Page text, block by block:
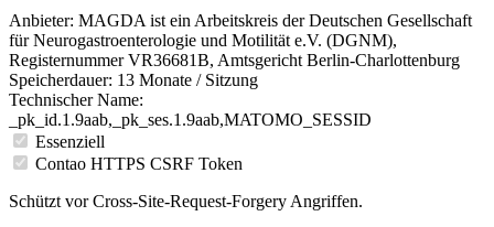
Anbieter: MAGDA ist ein Arbeitskreis der Deutschen Gesellschaft
für Neurogastroenterologie und Motilität e.V. (DGNM),
Registernummer VR36681B, Amtsgericht Berlin-Charlottenburg
Speicherdauer: 13 Monate / Sitzung
Technischer Name:
_pk_id.1.9aab,_pk_ses.1.9aab,MATOMO_SESSID
Essenziell
Contao HTTPS CSRF Token
Schützt vor Cross-Site-Request-Forgery Angriffen.